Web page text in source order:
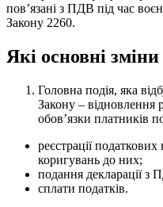
пов’язані з ПДВ під час
Закону 2260.
Які основні
Головна подія, яка
Закону –
обов’язки платників
реєстрації
коригувань до них;
подання декларації з
сплати податків.